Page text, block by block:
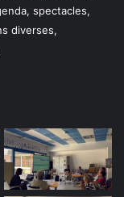
spectacles,
diverses,